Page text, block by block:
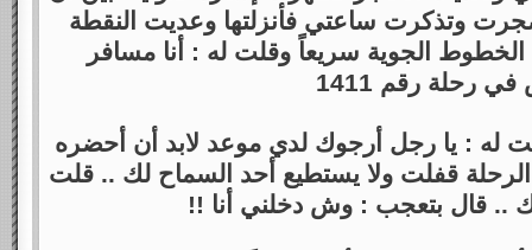
وتذكرت ساعتي فأنزلتها وعديت النقطة
الجوية سريعاً وقلت له : أنا مسافر
رحلة رقم 1411
له : يا رجل أرجوك لدي موعد لابد أن أحضره
الرحلة قفلت ولا يستطيع أحد السماح لك .. قلت
.. قال بتعجب : وش دخلني أنا !!